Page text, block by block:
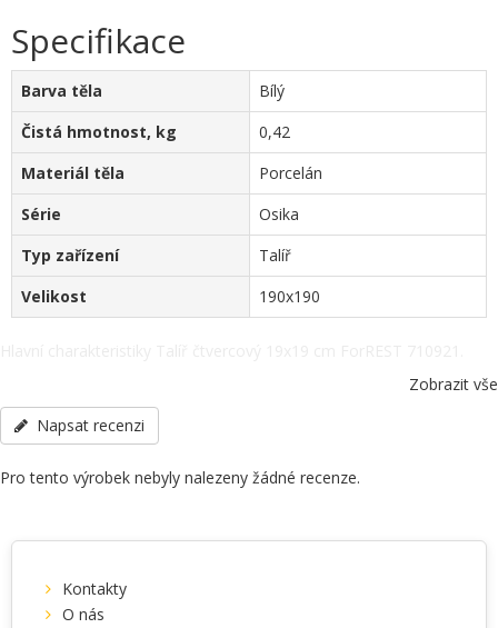
Specifikace
Barva těla
Bílý
Čistá hmotnost, kg
0,42
Materiál těla
Porcelán
Série
Osika
Typ zařízení
Talíř
Velikost
190x190
Série - Osika, Typ zařízení - Talíř, Velikost - 190x190, další specifikace
po telefonu: +38(067) 5710158.
Zobrazit vše
Napsat recenzi
Pro tento výrobek nebyly nalezeny žádné recenze.
Kontakty
O nás